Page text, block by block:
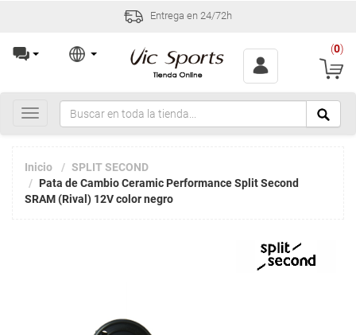
Entrega en 24/72h
(0)
Toggle
navigation
Inicio
SPLIT SECOND
Pata de Cambio Ceramic Performance Split Second
SRAM (Rival) 12V color negro